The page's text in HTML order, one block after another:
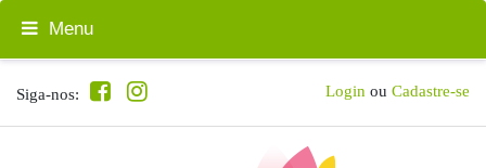
Siga-nos: Login ou Cadastre-se
Menu